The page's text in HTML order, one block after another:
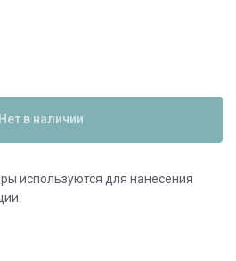
Нет в наличии
используются для нанесения